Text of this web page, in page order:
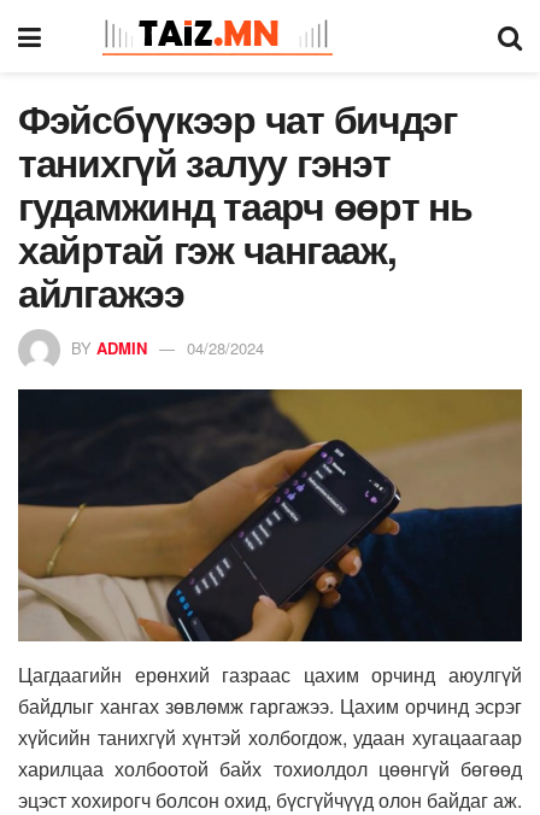
Фэйсбүүкээр чат бичдэг
танихгүй залуу гэнэт
гудамжинд таарч өөрт нь
хайртай гэж чангааж,
айлгажээ
BY ADMIN 04/28/2024
Цагдаагийн ерөнхий газраас цахим орчинд аюулгүй
байдлыг хангах зөвлөмж гаргажээ. Цахим орчинд эсрэг
хүйсийн танихгүй хүнтэй холбогдож, удаан хугацаагаар
харилцаа холбоотой байх тохиолдол цөөнгүй бөгөөд
эцэст хохирогч болсон охид, бүсгүйчүүд олон байдаг аж.